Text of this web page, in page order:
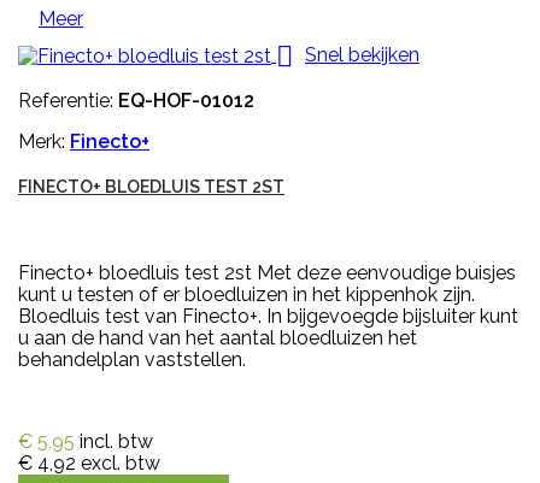
Meer
 Snel bekijken
Referentie: EQ-HOF-01012
Merk: Finecto+
FINECTO+ BLOEDLUIS TEST 2ST
Finecto+ bloedluis test 2st Met deze eenvoudige buisjes
kunt u testen of er bloedluizen in het kippenhok zijn.
Bloedluis test van Finecto+. In bijgevoegde bijsluiter kunt
u aan de hand van het aantal bloedluizen het
behandelplan vaststellen.
€ 5,95 incl. btw
€ 4,92 excl. btw